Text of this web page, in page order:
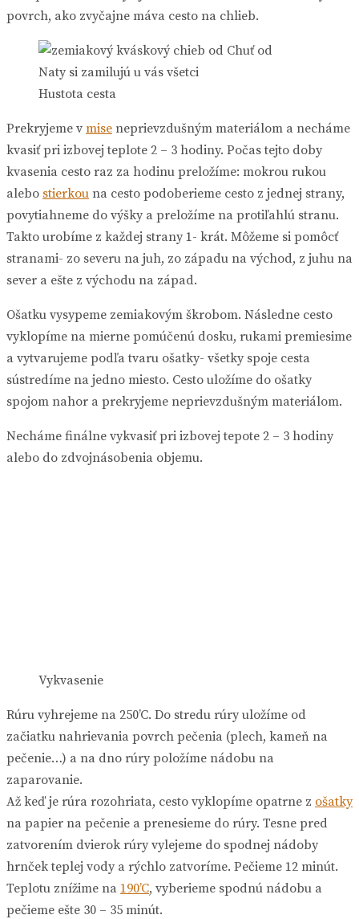
povrch, ako zvyčajne máva cesto na chlieb.
Hustota cesta
Prekryjeme v mise neprievzdušným materiálom a necháme
kvasiť pri izbovej teplote 2 – 3 hodiny. Počas tejto doby
kvasenia cesto raz za hodinu preložíme: mokrou rukou
alebo stierkou na cesto podoberieme cesto z jednej strany,
povytiahneme do výšky a preložíme na protiľahlú stranu.
Takto urobíme z každej strany 1- krát. Môžeme si pomôcť
stranami- zo severu na juh, zo západu na východ, z juhu na
sever a ešte z východu na západ.
Ošatku vysypeme zemiakovým škrobom. Následne cesto
vyklopíme na mierne pomúčenú dosku, rukami premiesime
a vytvarujeme podľa tvaru ošatky- všetky spoje cesta
sústredíme na jedno miesto. Cesto uložíme do ošatky
spojom nahor a prekryjeme neprievzdušným materiálom.
Necháme finálne vykvasiť pri izbovej tepote 2 – 3 hodiny
alebo do zdvojnásobenia objemu.
Vykvasenie
Rúru vyhrejeme na 250’C. Do stredu rúry uložíme od
začiatku nahrievania povrch pečenia (plech, kameň na
pečenie…) a na dno rúry položíme nádobu na
zaparovanie.
Až keď je rúra rozohriata, cesto vyklopíme opatrne z ošatky
na papier na pečenie a prenesieme do rúry. Tesne pred
zatvorením dvierok rúry vylejeme do spodnej nádoby
hrnček teplej vody a rýchlo zatvoríme. Pečieme 12 minút.
Teplotu znížime na 190’C, vyberieme spodnú nádobu a
pečieme ešte 30 – 35 minút.